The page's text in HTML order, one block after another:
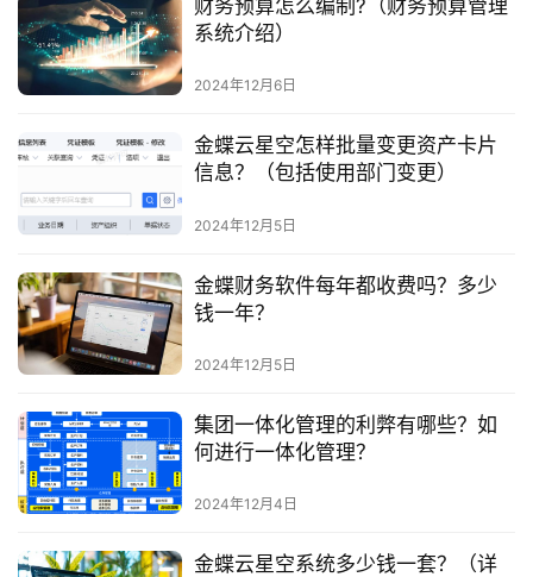
财务预算怎么编制?（财务预算管理
系统介绍）
2024年12月6日
金蝶云星空怎样批量变更资产卡片
信息？（包括使用部门变更）
2024年12月5日
金蝶财务软件每年都收费吗？多少
钱一年？
2024年12月5日
集团一体化管理的利弊有哪些？如
何进行一体化管理？
2024年12月4日
金蝶云星空系统多少钱一套？（详